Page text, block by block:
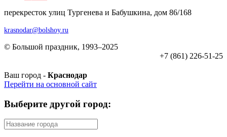
перекресток улиц Тургенева и Бабушкина, дом 86/168
krasnodar@bolshoy.ru
© Большой праздник, 1993–2025
+7 (861) 226-51-25
Ваш город - Краснодар
Перейти на основной сайт
Выберите другой город: